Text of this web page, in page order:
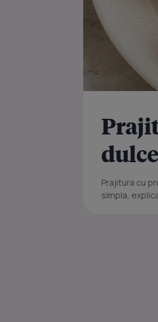
Prajitura cu
simpla,